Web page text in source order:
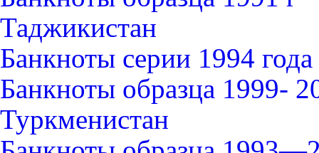
Таджикистан
Банкноты серии 1994 года
Банкноты образца 1999-
Туркменистан